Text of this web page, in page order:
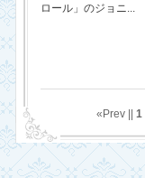
ロール」のジョニ...
«Prev || 1|